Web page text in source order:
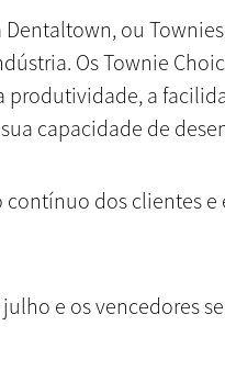
ou
Os Townie
a
capacidade de
dos clientes e
e os vencedores